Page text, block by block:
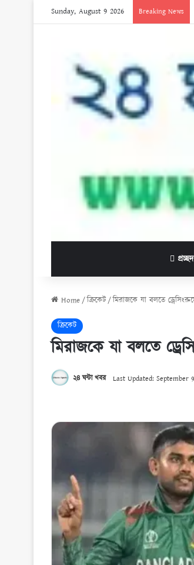
Sunday, August 9 2026 Breaking News
প্রচ্ছদ
Home/ক্রিকেট/মিরাজকে যা বলতে
ক্রিকেট
মিরাজকে যা বলতে
২৪ ঘন্টা খবর Last Updated: September